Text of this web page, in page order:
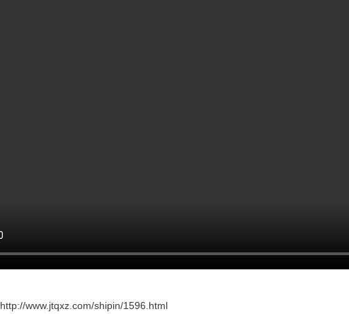
http://www.jtqxz.com/shipin/1596.html